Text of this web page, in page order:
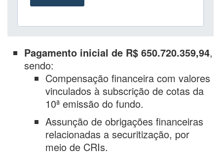
Pagamento inicial de R$ 650.720.359,94,
sendo:
Compensação financeira com valores
vinculados à subscrição de cotas da
10ª emissão do fundo.
Assunção de obrigações financeiras
relacionadas a securitização, por
meio de CRIs.